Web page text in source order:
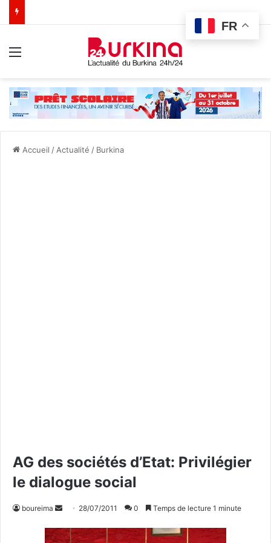
Accueil / Actualité / Burkina
AG des sociétés d’Etat: Privilégier
le dialogue social
boureima
v
28/07/2011 0 Temps de lecture 1 minute
FR